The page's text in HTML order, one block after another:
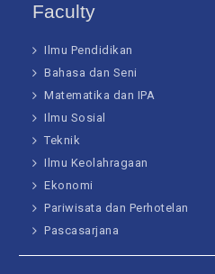
Faculty
Ilmu Pendidikan
Bahasa dan Seni
Matematika dan IPA
Ilmu Sosial
Teknik
Ilmu Keolahragaan
Ekonomi
Pariwisata dan Perhotelan
Pascasarjana